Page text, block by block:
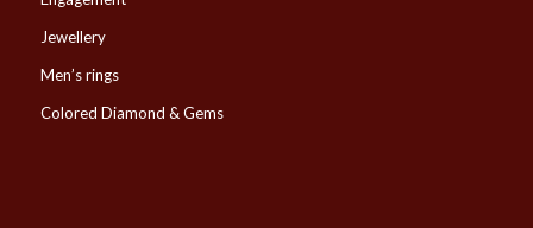
Jewellery
Men’s rings
Colored Diamond & Gems